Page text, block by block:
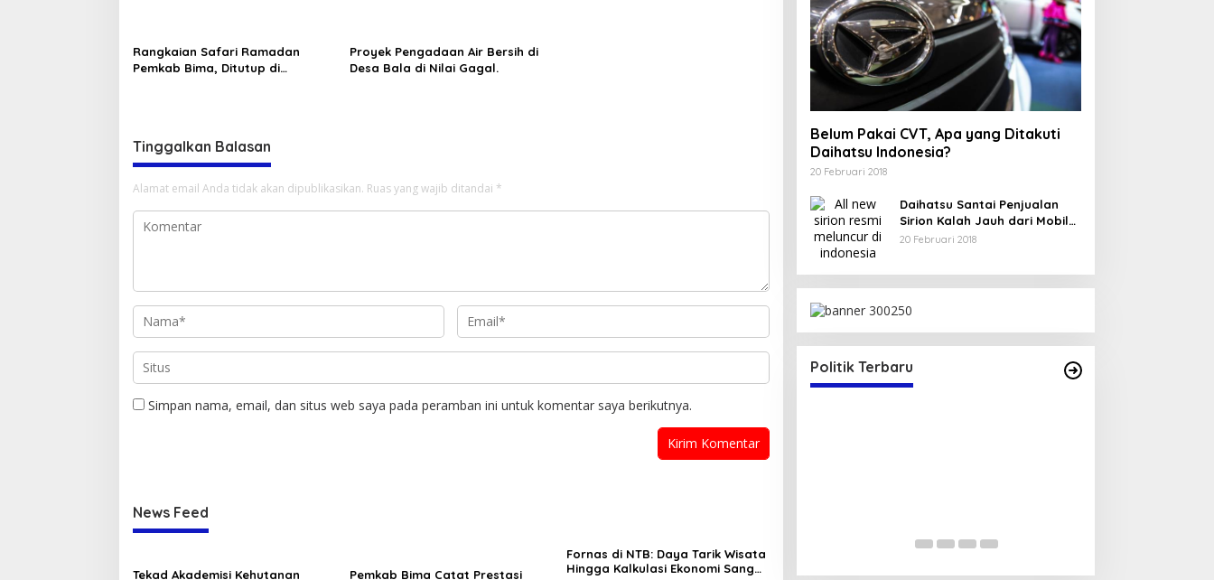
Rangkaian Safari Ramadan
Pemkab Bima, Ditutup di
Proyek Pengadaan Air Bersih di
Desa Bala di Nilai Gagal.
Tinggalkan Balasan
Alamat email Anda tidak akan dipublikasikan. Ruas yang wajib ditandai *
Simpan nama, email, dan situs web saya pada peramban ini untuk komentar saya berikutnya.
News Feed
Tekad Akademisi Kehutanan Pemkab Bima Catat Prestasi
Fornas di NTB: Daya Tarik Wisata
Hingga Kalkulasi Ekonomi Sang
Belum Pakai CVT, Apa yang Ditakuti
Daihatsu Indonesia?
20 Februari 2018
Daihatsu Santai Penjualan
Sirion Kalah Jauh dari Mobil
LCGC
20 Februari 2018
Politik Terbaru
DPW PAN NTB